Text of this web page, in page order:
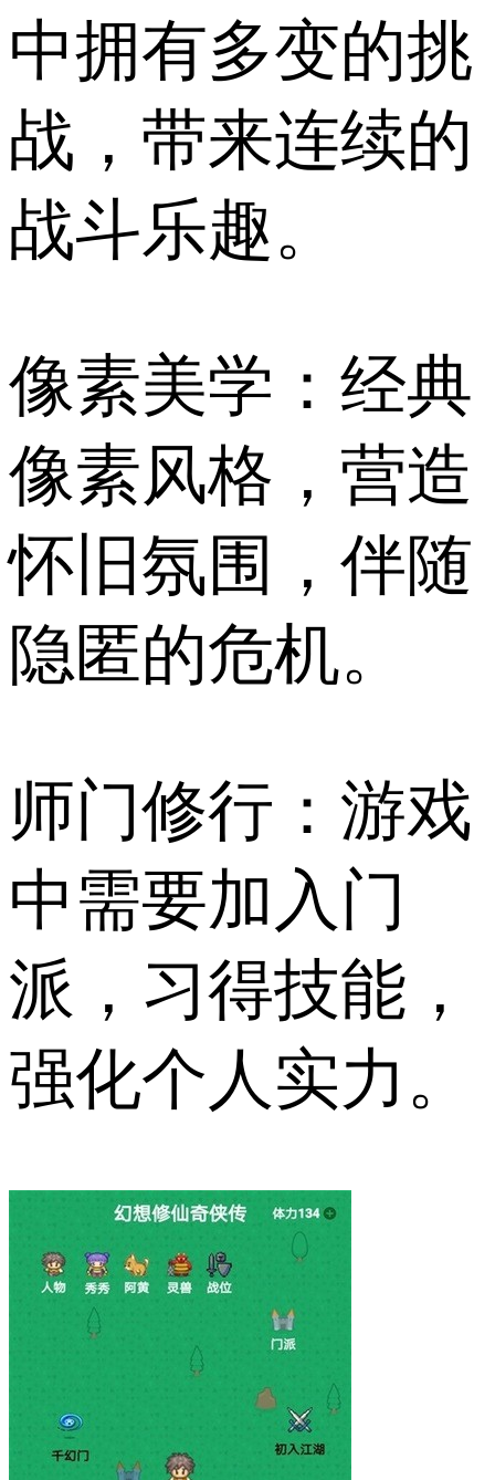
中拥有多变的挑
战，带来连续的
战斗乐趣。
像素美学：经典
像素风格，营造
怀旧氛围，伴随
隐匿的危机。
师门修行：游戏
中需要加入门
派，习得技能，
强化个人实力。